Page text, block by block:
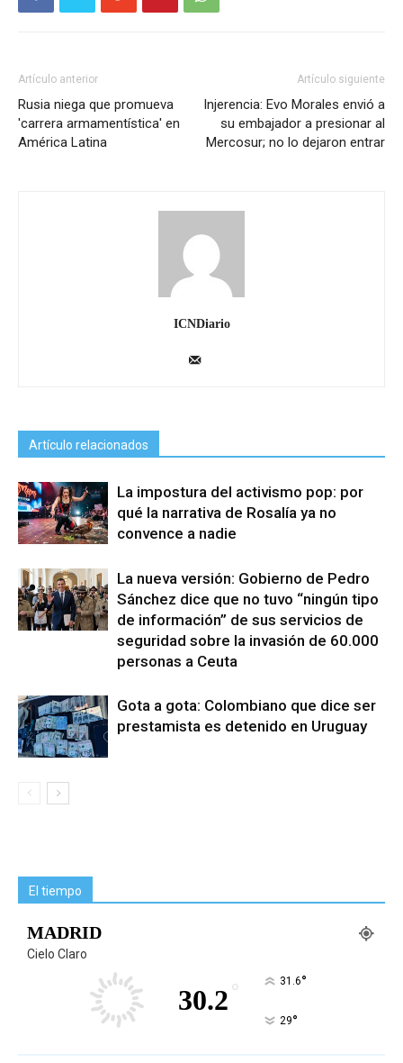
Artículo anterior
Rusia niega que promueva
'carrera armamentística' en
América Latina
Artículo siguiente
Injerencia: Evo Morales envió a
su embajador a presionar al
Mercosur; no lo dejaron entrar
ICNDiario
Artículo relacionados
La impostura del activismo pop: por
qué la narrativa de Rosalía ya no
convence a nadie
La nueva versión: Gobierno de Pedro
Sánchez dice que no tuvo “ningún tipo
de información” de sus servicios de
seguridad sobre la invasión de 60.000
personas a Ceuta
Gota a gota: Colombiano que dice ser
prestamista es detenido en Uruguay
El tiempo
MADRID
Cielo Claro
30.2 ° 31.6°
29°